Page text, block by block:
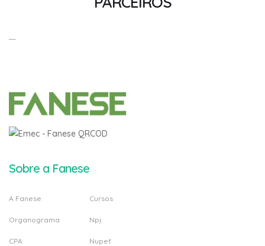
Sobre a Fanese
A Fanese
Organograma
CPA
Cursos
Npj
Nupef